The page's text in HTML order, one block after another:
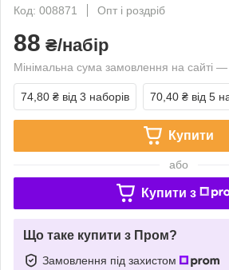
Код: 008871
Опт і роздріб
88 ₴/набір
Мінімальна сума замовлення на сайті
74,80 ₴ від 3 наборів 70,40 ₴ від 5
Купити
або
Купити з
Що таке купити з Пром?
Замовлення під захистом